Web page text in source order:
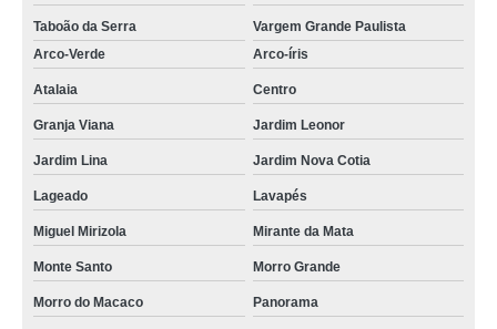
Taboão da Serra
Vargem Grande Paulista
Arco-Verde
Arco-íris
Atalaia Centro
Granja Viana Jardim Leonor
Jardim Lina Jardim Nova Cotia
Lageado Lavapés
Miguel Mirizola Mirante da Mata
Monte Santo Morro Grande
Morro do Macaco Panorama